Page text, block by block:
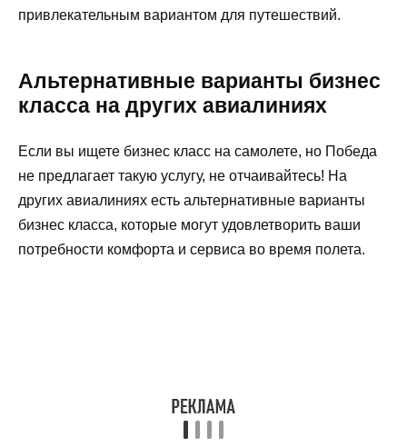
привлекательным вариантом для путешествий.
Альтернативные варианты бизнес
класса на других авиалиниях
Если вы ищете бизнес класс на самолете, но Победа
не предлагает такую услугу, не отчаивайтесь! На
других авиалиниях есть альтернативные варианты
бизнес класса, которые могут удовлетворить ваши
потребности комфорта и сервиса во время полета.